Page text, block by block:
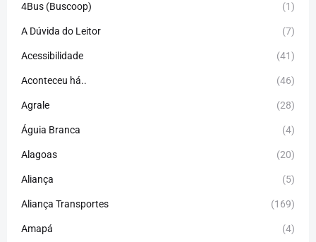
4Bus (Buscoop) (1)
A Dúvida do Leitor (7)
Acessibilidade (41)
Aconteceu há.. (46)
Agrale (28)
Águia Branca (4)
Alagoas (20)
Aliança (5)
Aliança Transportes (169)
Amapá (4)